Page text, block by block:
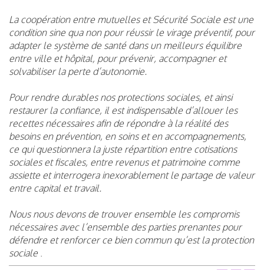
La coopération entre mutuelles et Sécurité Sociale est une
condition sine qua non pour réussir le virage préventif, pour
adapter le système de santé dans un meilleurs équilibre
entre ville et hôpital, pour prévenir, accompagner et
solvabiliser la perte d’autonomie.
Pour rendre durables nos protections sociales, et ainsi
restaurer la confiance, il est indispensable d’allouer les
recettes nécessaires afin de répondre à la réalité des
besoins en prévention, en soins et en accompagnements,
ce qui questionnera la juste répartition entre cotisations
sociales et fiscales, entre revenus et patrimoine comme
assiette et interrogera inexorablement le partage de valeur
entre capital et travail.
Nous nous devons de trouver ensemble les compromis
nécessaires avec l’ensemble des parties prenantes pour
défendre et renforcer ce bien commun qu’est la protection
sociale